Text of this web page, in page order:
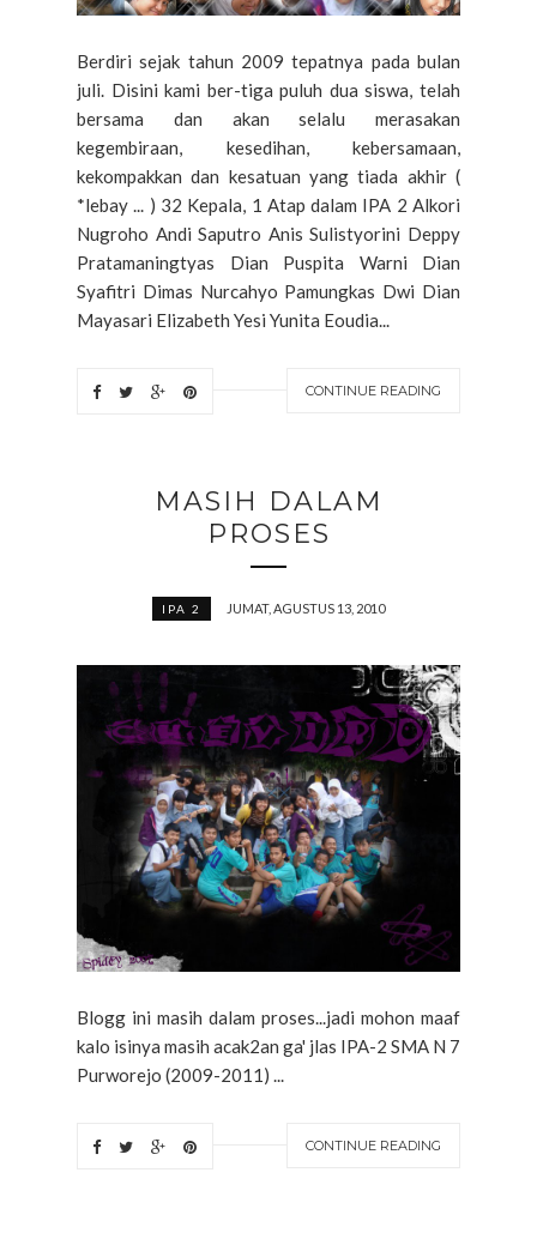
Berdiri sejak tahun 2009 tepatnya pada bulan
juli. Disini kami ber-tiga puluh dua siswa, telah
bersama dan akan selalu merasakan
kegembiraan, kesedihan, kebersamaan,
kekompakkan dan kesatuan yang tiada akhir (
*lebay ... ) 32 Kepala, 1 Atap dalam IPA 2 Alkori
Nugroho Andi Saputro Anis Sulistyorini Deppy
Pratamaningtyas Dian Puspita Warni Dian
Syafitri Dimas Nurcahyo Pamungkas Dwi Dian
Mayasari Elizabeth Yesi Yunita Eoudia...
CONTINUE READING
MASIH DALAM
PROSES
IPA 2 JUMAT, AGUSTUS 13, 2010
Blogg ini masih dalam proses...jadi mohon maaf
kalo isinya masih acak2an ga' jlas IPA-2 SMA N 7
Purworejo (2009-2011) ...
CONTINUE READING